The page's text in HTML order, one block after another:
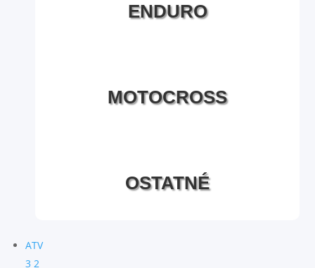
ENDURO
MOTOCROSS
OSTATNÉ
ATV
3 2